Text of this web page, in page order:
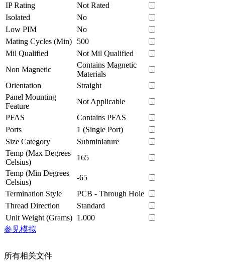
IP Rating
Not Rated
Isolated
No
Low PIM
No
Mating Cycles (Min)
500
Mil Qualified
Not Mil Qualified
Non Magnetic
Contains Magnetic
Materials
Orientation
Straight
Panel Mounting
Feature
Not Applicable
PFAS
Contains PFAS
Ports
1 (Single Port)
Size Category
Subminiature
Temp (Max Degrees
Celsius)
165
Temp (Min Degrees
Celsius)
-65
Termination Style
PCB - Through Hole
Thread Direction
Standard
Unit Weight (Grams) 1.000
参见模拟
所有相关文件